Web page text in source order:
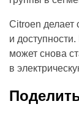
Citroen делает
и
может снова
в